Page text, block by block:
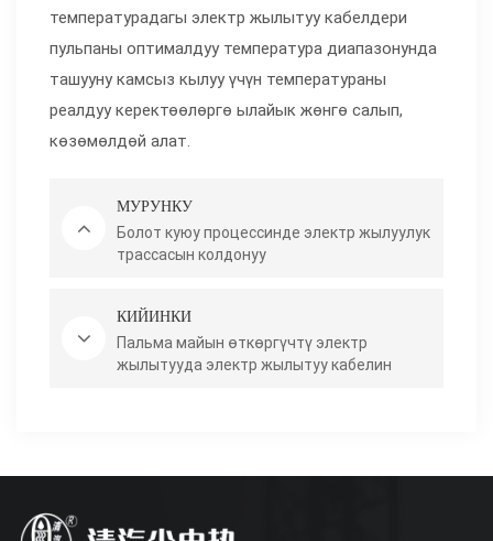
температурадагы электр жылытуу кабелдери
пульпаны оптималдуу температура диапазонунда
ташууну камсыз кылуу үчүн температураны
реалдуу керектөөлөргө ылайык жөнгө салып,
көзөмөлдөй алат.
МУРУНКУ
Болот куюу процессинде электр жылуулук
трассасын колдонуу
КИЙИНКИ
Пальма майын өткөргүчтү электр
жылытууда электр жылытуу кабелин